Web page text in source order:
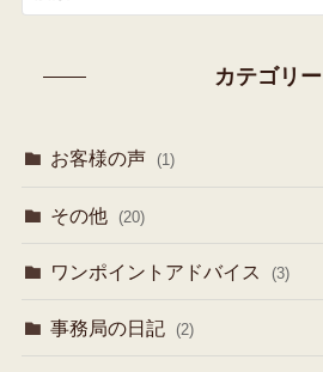
カテゴリー
お客様の声 (1)
その他 (20)
ワンポイントアドバイス (3)
事務局の日記 (2)